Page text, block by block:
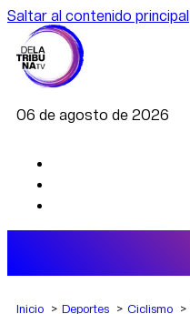
Saltar al contenido principal
06 de agosto de 2026
Inicio Deportes Ciclismo